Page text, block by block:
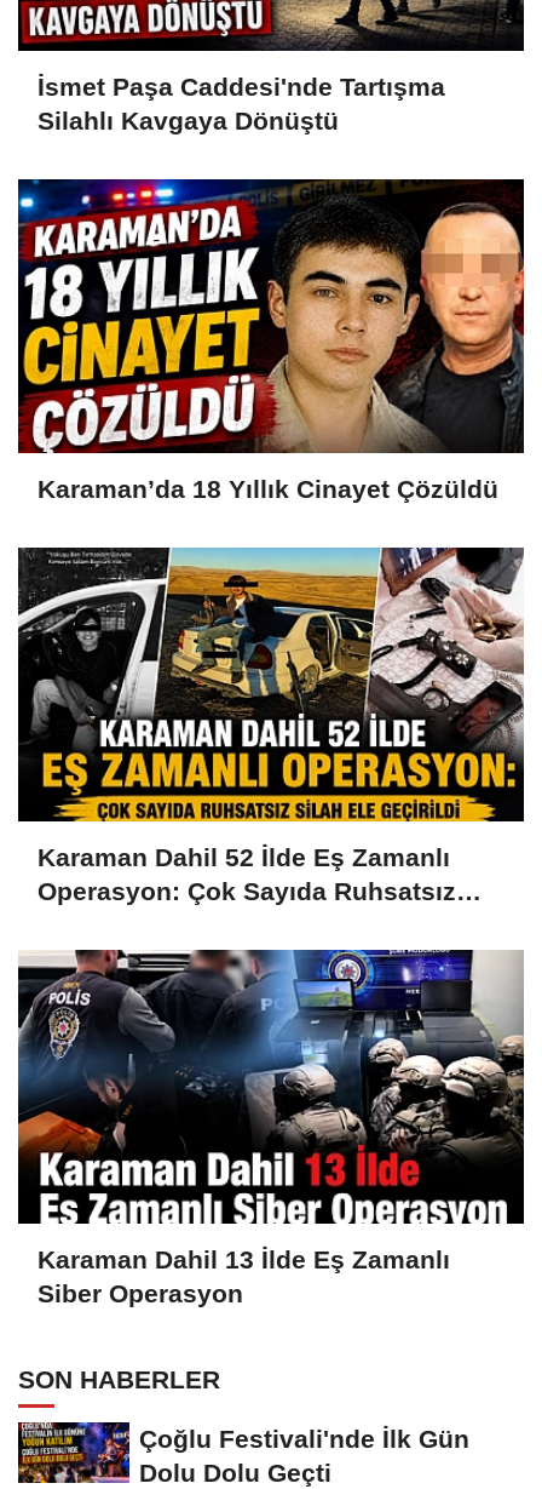
İsmet Paşa Caddesi'nde Tartışma
Silahlı Kavgaya Dönüştü
Karaman’da 18 Yıllık Cinayet Çözüldü
Karaman Dahil 52 İlde Eş Zamanlı
Operasyon: Çok Sayıda Ruhsatsız
Karaman Dahil 13 İlde Eş Zamanlı
Siber Operasyon
SON HABERLER
Çoğlu Festivali'nde İlk Gün
Dolu Dolu Geçti